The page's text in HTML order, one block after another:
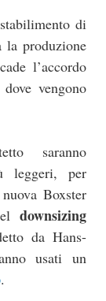
di
la produzione
l’accordo
vengono
saranno
leggeri, per
Boxster
downsizing
da Hans-
usati un
.